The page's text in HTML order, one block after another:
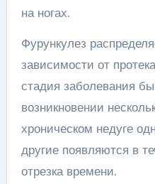
на ногах.
Фурункулез
зависимости от
стадия заболевания
возникновении
хроническом недуге
другие появляются в
отрезка времени.